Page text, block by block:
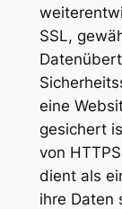
SSL,
eine
gesichert
von
dient als
ihre Daten